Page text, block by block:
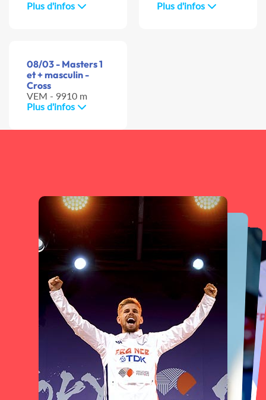
Plus d'infos
Plus d'infos
08/03 - Masters 1
et + masculin -
Cross
VEM - 9910 m
Plus d'infos